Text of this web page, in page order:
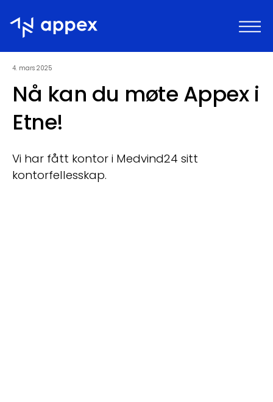
Appex
4. mars 2025
Nå kan du møte Appex i
Etne!
Vi har fått kontor i Medvind24 sitt
kontorfellesskap.